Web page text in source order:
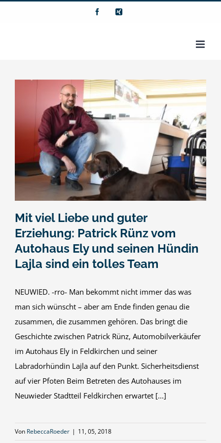
FacebookXing
Mit viel Liebe und guter
Erziehung: Patrick Rünz vom
Autohaus Ely und seinen Hündin
Lajla sind ein tolles Team
NEUWIED. -rro- Man bekommt nicht immer das was
man sich wünscht – aber am Ende finden genau die
zusammen, die zusammen gehören. Das bringt die
Geschichte zwischen Patrick Rünz, Automobilverkäufer
im Autohaus Ely in Feldkirchen und seiner
Labradorhündin Lajla auf den Punkt. Sicherheitsdienst
auf vier Pfoten Beim Betreten des Autohauses im
Neuwieder Stadtteil Feldkirchen erwartet [...]
Von RebeccaRoeder | 11, 05, 2018